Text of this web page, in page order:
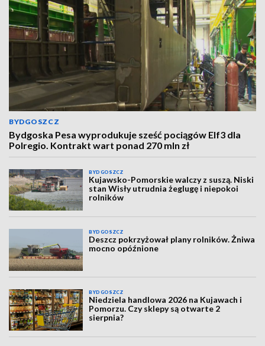
BYDGOSZCZ
Bydgoska Pesa wyprodukuje sześć pociągów Elf3 dla
Polregio. Kontrakt wart ponad 270 mln zł
BYDGOSZCZ
Kujawsko-Pomorskie walczy z suszą. Niski
stan Wisły utrudnia żeglugę i niepokoi
rolników
BYDGOSZCZ
Deszcz pokrzyżował plany rolników. Żniwa
mocno opóźnione
BYDGOSZCZ
Niedziela handlowa 2026 na Kujawach i
Pomorzu. Czy sklepy są otwarte 2
sierpnia?